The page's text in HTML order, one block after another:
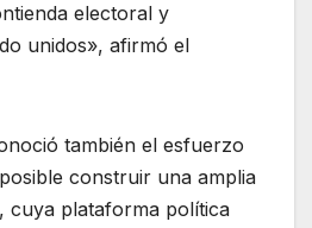
electoral y
unidos», afirmó el
también el esfuerzo
construir una amplia
cuya plataforma política